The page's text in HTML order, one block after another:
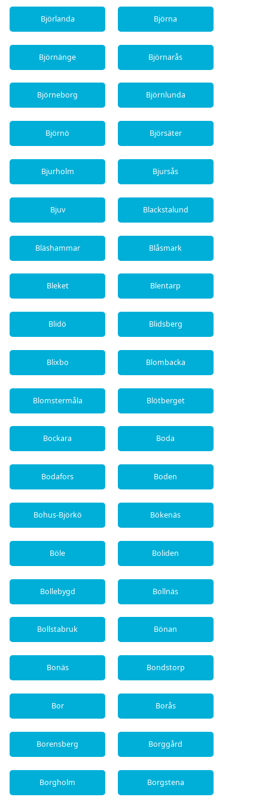
Björlanda Björna
Björnänge Björnarås
Björneborg Björnlunda
Björnö Björsäter
Bjurholm Bjursås
Bjuv Blackstalund
Bläshammar Blåsmark
Bleket Blentarp
Blidö Blidsberg
Blixbo Blombacka
Blomstermåla Blötberget
Bockara Boda
Bodafors Boden
Bohus-Björkö Bökenäs
Böle Boliden
Bollebygd Bollnäs
Bollstabruk Bönan
Bonäs Bondstorp
Bor Borås
Borensberg Borggård
Borgholm Borgstena